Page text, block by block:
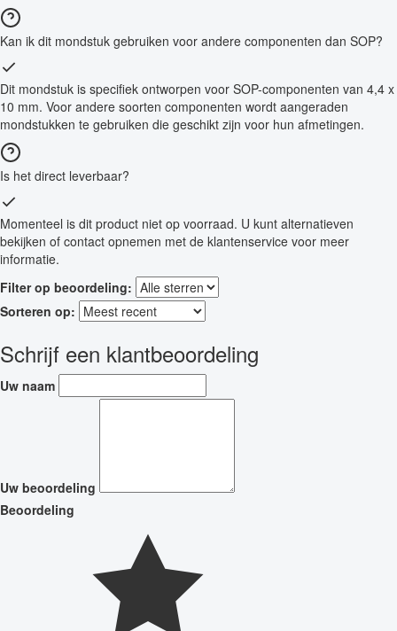
Kan ik dit mondstuk gebruiken voor andere componenten dan SOP?
Dit mondstuk is specifiek ontworpen voor SOP-componenten van 4,4 x
10 mm. Voor andere soorten componenten wordt aangeraden
mondstukken te gebruiken die geschikt zijn voor hun afmetingen.
Is het direct leverbaar?
Momenteel is dit product niet op voorraad. U kunt alternatieven
bekijken of contact opnemen met de klantenservice voor meer
informatie.
Filter op beoordeling:
Sorteren op:
Schrijf een klantbeoordeling
Uw naam
Uw beoordeling
Beoordeling